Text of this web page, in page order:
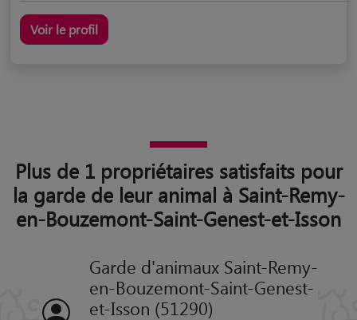
Voir le profil
Plus de 1 propriétaires satisfaits pour
la garde de leur animal à Saint-Remy-
en-Bouzemont-Saint-Genest-et-Isson
Garde d'animaux Saint-Remy-
en-Bouzemont-Saint-Genest-
et-Isson (51290)